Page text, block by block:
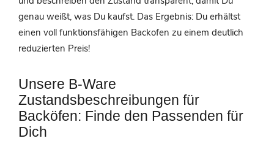
genau weißt, was Du kaufst. Das Ergebnis: Du erhältst
einen voll funktionsfähigen Backofen zu einem deutlich
reduzierten Preis!
Unsere B-Ware
Zustandsbeschreibungen für
Backöfen: Finde den Passenden für
Dich